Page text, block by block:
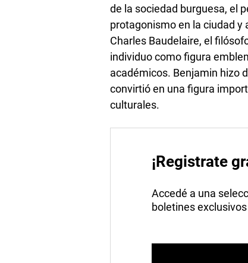
de la sociedad burguesa, el
protagonismo en la ciudad y
Charles Baudelaire, el
individuo como figura
académicos. Benjamin hizo
convirtió en una figura
culturales.
¡Registrate
Accedé a una
boletines